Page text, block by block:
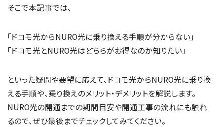
そこで本記事では、
「ドコモ光からNURO光に乗り換える手順が分からない」
「ドコモ光とNURO光はどちらがお得なのか知りたい」
といった疑問や要望に応えて、ドコモ光からNURO光に乗り換
える手順や、乗り換えのメリット・デメリットを解説します。
NURO光の開通までの期間目安や開通工事の流れにも触れ
るので、ぜひ最後までチェックしてみてください。